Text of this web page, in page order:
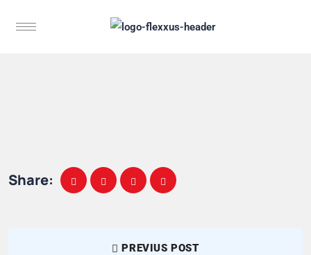
Share:
PREVIUS POST